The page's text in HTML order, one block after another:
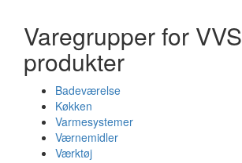
Varegrupper for VVS
produkter
Badeværelse
Køkken
Varmesystemer
Værnemidler
Værktøj